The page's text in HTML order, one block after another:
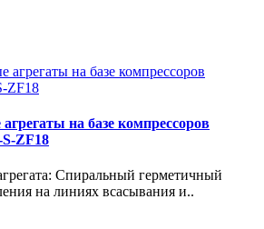
на базе компрессоров
ZF18
Спиральный герметичный
на линиях всасывания и..